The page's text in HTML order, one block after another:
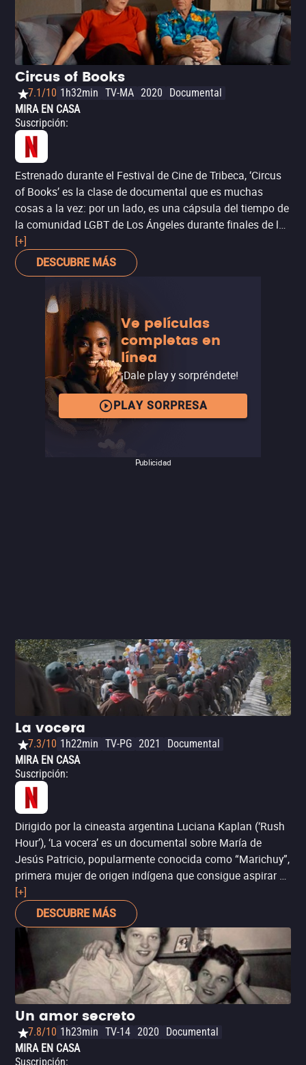
Circus of Books
7.1/10 1h32min TV-MA 2020
Documental
MIRA EN CASA
Suscripción:
Estrenado durante el Festival de Cine de Tribeca, ‘Circus
of Books’ es la clase de documental que es muchas
cosas a la vez: por un lado, es una cápsula del tiempo de
la comunidad LGBT de Los Ángeles durante finales de los
setenta y la década de los ochenta, en pleno auge del
videocasete y su rol en la comercialización de la
pornografía (como se ve en ‘Boogie Nights: juegos de
otro, es una curiosa anécdota que además es personal
para la directora, la artista Rachel Mason, pues se trata
de la historia de sus padres y el legado de comunidad y
empatía que dejaron a través su tienda homónima.
Divertido y conmovedor por partes iguales.
[+]
DESCUBRE MÁS
Ve películas
completas en
línea
¡Dale play y sorpréndete!
PLAY SORPRESA
Publicidad
La vocera
7.3/10 1h22min TV-PG 2021
Documental
MIRA EN CASA
Suscripción:
Dirigido por la cineasta argentina Luciana Kaplan (‘Rush
Hour’), ‘La vocera’ es un documental sobre María de
Jesús Patricio, popularmente conocida como “Marichuy”,
primera mujer de origen indígena que consigue aspirar a
la presidencia en México, elegida como vocera del
Congreso Nacional Indígena para representar a diversos
pueblos originarios del país, y así oponerse al despojo
impune de sus territorios. Para el momento social y
político que atraviesa el país, se trata de una producción
sumamente relevante, que explora –quizá con
demasiada frialdad– la discriminación racial y de género
que padecen las mujeres indígenas en México. Es, sin
duda, un documental con testimonios esenciales para
comprender la diversidad de la sociedad mexicana, y
desafiar el concepto mismo de progreso que impera en
[+]
DESCUBRE MÁS
Un amor secreto
7.8/10 1h23min TV-14 2020
Documental
MIRA EN CASA
Suscripción: